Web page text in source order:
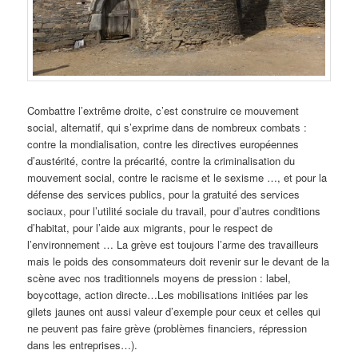
Combattre l’extrême droite, c’est construire ce mouvement
social, alternatif, qui s’exprime dans de nombreux combats :
contre la mondialisation, contre les directives européennes
d’austérité, contre la précarité, contre la criminalisation du
mouvement social, contre le racisme et le sexisme …, et pour la
défense des services publics, pour la gratuité des services
sociaux, pour l’utilité sociale du travail, pour d’autres conditions
d’habitat, pour l’aide aux migrants, pour le respect de
l’environnement … La grève est toujours l’arme des travailleurs
mais le poids des consommateurs doit revenir sur le devant de la
scène avec nos traditionnels moyens de pression : label,
boycottage, action directe…Les mobilisations initiées par les
gilets jaunes ont aussi valeur d’exemple pour ceux et celles qui
ne peuvent pas faire grève (problèmes financiers, répression
dans les entreprises…).